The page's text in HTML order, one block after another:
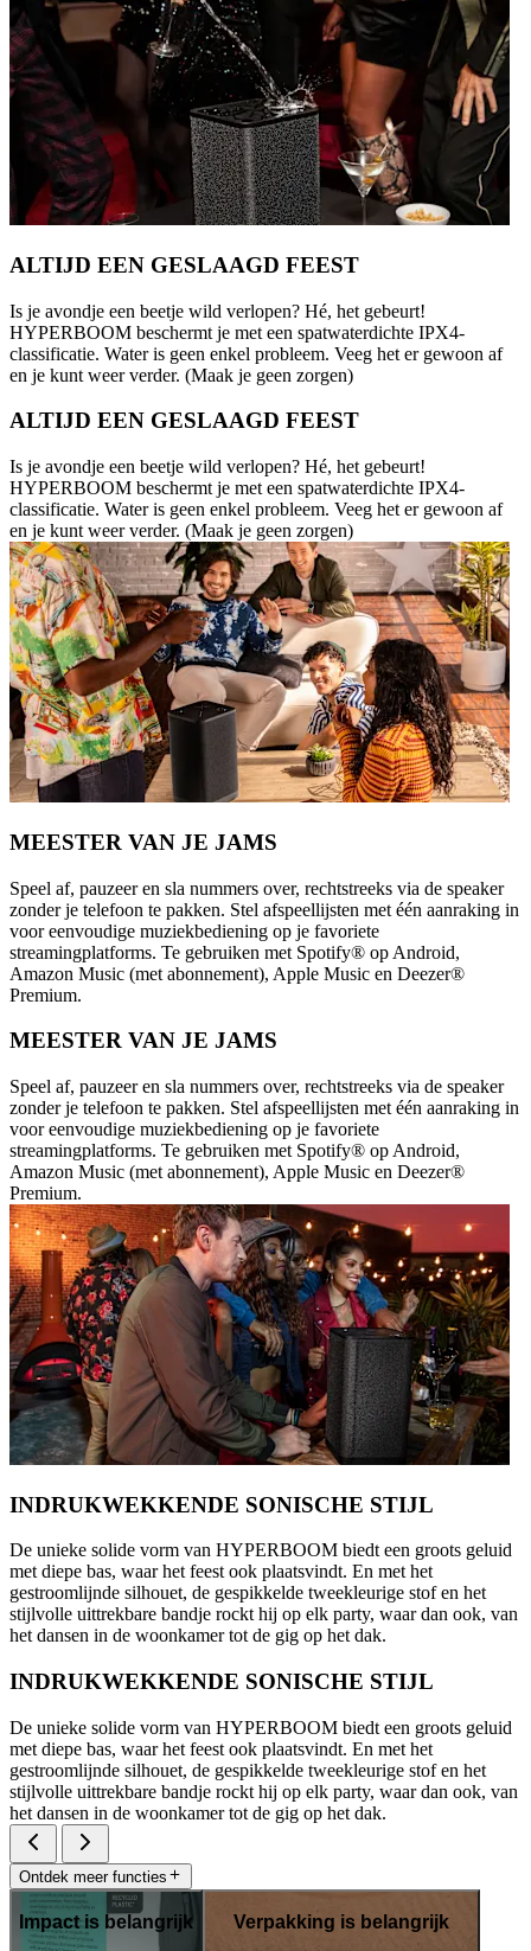
ALTIJD EEN GESLAAGD FEEST
Is je avondje een beetje wild verlopen? Hé, het gebeurt!
HYPERBOOM beschermt je met een spatwaterdichte IPX4-
classificatie. Water is geen enkel probleem. Veeg het er gewoon af
en je kunt weer verder. (Maak je geen zorgen)
ALTIJD EEN GESLAAGD FEEST
Is je avondje een beetje wild verlopen? Hé, het gebeurt!
HYPERBOOM beschermt je met een spatwaterdichte IPX4-
classificatie. Water is geen enkel probleem. Veeg het er gewoon af
en je kunt weer verder. (Maak je geen zorgen)
MEESTER VAN JE JAMS
Speel af, pauzeer en sla nummers over, rechtstreeks via de speaker
zonder je telefoon te pakken. Stel afspeellijsten met één aanraking in
voor eenvoudige muziekbediening op je favoriete
streamingplatforms. Te gebruiken met Spotify® op Android,
Amazon Music (met abonnement), Apple Music en Deezer®
Premium.
MEESTER VAN JE JAMS
Speel af, pauzeer en sla nummers over, rechtstreeks via de speaker
zonder je telefoon te pakken. Stel afspeellijsten met één aanraking in
voor eenvoudige muziekbediening op je favoriete
streamingplatforms. Te gebruiken met Spotify® op Android,
Amazon Music (met abonnement), Apple Music en Deezer®
Premium.
INDRUKWEKKENDE SONISCHE STIJL
De unieke solide vorm van HYPERBOOM biedt een groots geluid
met diepe bas, waar het feest ook plaatsvindt. En met het
gestroomlijnde silhouet, de gespikkelde tweekleurige stof en het
stijlvolle uittrekbare bandje rockt hij op elk party, waar dan ook, van
het dansen in de woonkamer tot de gig op het dak.
INDRUKWEKKENDE SONISCHE STIJL
De unieke solide vorm van HYPERBOOM biedt een groots geluid
met diepe bas, waar het feest ook plaatsvindt. En met het
gestroomlijnde silhouet, de gespikkelde tweekleurige stof en het
stijlvolle uittrekbare bandje rockt hij op elk party, waar dan ook, van
het dansen in de woonkamer tot de gig op het dak.
Ontdek meer functies
Impact is belangrijk Verpakking is belangrijk